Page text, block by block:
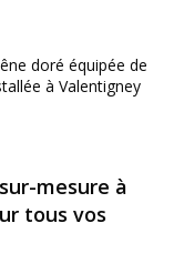
mesure à
tous vos